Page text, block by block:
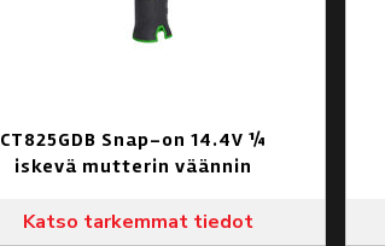
CT825GDB Snap-on 14.4V ¼
iskevä mutterin väännin
Katso tarkemmat tiedot